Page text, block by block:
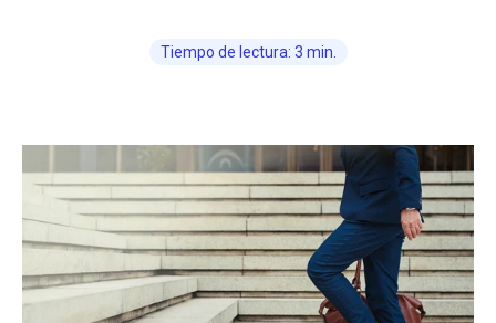
Tiempo de lectura: 3 min.